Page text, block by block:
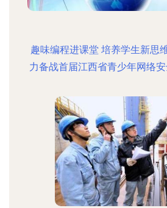
趣味编程进课堂 培养学生新思
力备战首届江西省青少年网络